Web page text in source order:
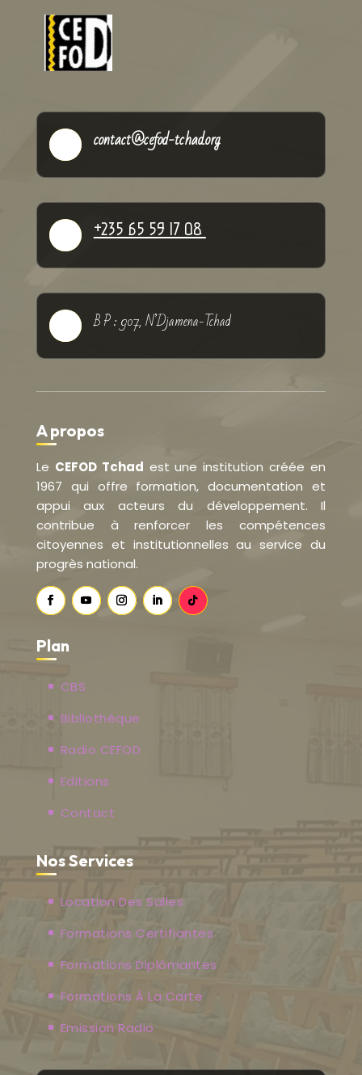
contact@cefod-tchad.org
+235 65 59 17 08
B P : 907, N’Djamena-Tchad
A propos
Le CEFOD Tchad est une institution créée en
1967 qui offre formation, documentation et
appui aux acteurs du développement. Il
contribue à renforcer les compétences
citoyennes et institutionnelles au service du
progrès national.
Plan
CBS
Bibliothèque
Radio CEFOD
Editions
Contact
Nos Services
Location Des Salles
Formations Certifiantes
Formations Diplômantes
Formations À La Carte
Emission Radio